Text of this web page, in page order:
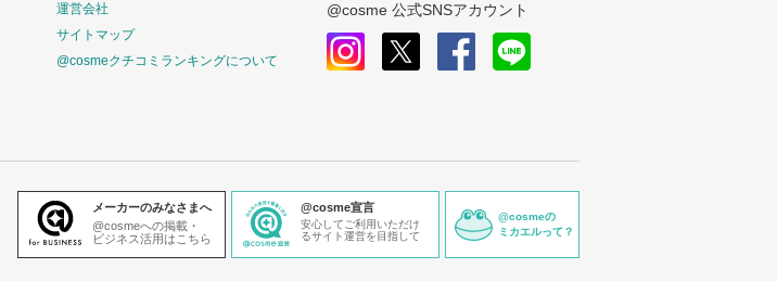
運営会社
サイトマップ
@cosmeクチコミランキングについて
@cosme 公式SNSアカウント
メーカーのみなさまへ
@cosmeへの掲載・
ビジネス活用はこちら
@cosme宣言
安心してご利用いただけ
るサイト運営を目指して
@cosmeの
ミカエルって？